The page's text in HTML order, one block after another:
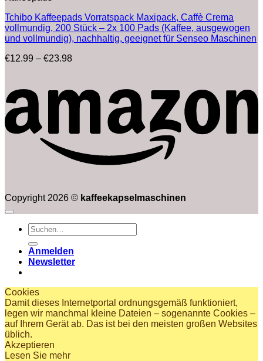
Tchibo Kaffeepads Vorratspack Maxipack, Caffè Crema
vollmundig, 200 Stück – 2x 100 Pads (Kaffee, ausgewogen
und vollmundig), nachhaltig, geeignet für Senseo Maschinen
€12.99 – €23.98Preisspanne:
€23.98
Copyright 2026 © kaffeekapselmaschinen
Suchen
nach:
Anmelden
Newsletter
Cookies
Damit dieses Internetportal ordnungsgemäß funktioniert,
legen wir manchmal kleine Dateien – sogenannte Cookies –
auf Ihrem Gerät ab. Das ist bei den meisten großen Websites
üblich.
Akzeptieren
Lesen Sie mehr